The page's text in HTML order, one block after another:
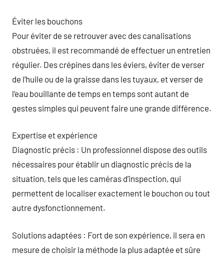
Éviter les bouchons
Pour éviter de se retrouver avec des canalisations
obstruées, il est recommandé de effectuer un entretien
régulier. Des crépines dans les éviers, éviter de verser
de l’huile ou de la graisse dans les tuyaux, et verser de
l’eau bouillante de temps en temps sont autant de
gestes simples qui peuvent faire une grande différence.
Expertise et expérience
Diagnostic précis : Un professionnel dispose des outils
nécessaires pour établir un diagnostic précis de la
situation, tels que les caméras d’inspection, qui
permettent de localiser exactement le bouchon ou tout
autre dysfonctionnement.
Solutions adaptées : Fort de son expérience, il sera en
mesure de choisir la méthode la plus adaptée et sûre